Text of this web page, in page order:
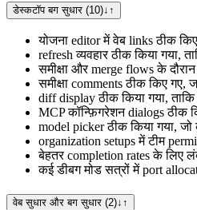
डेस्कटॉप बग सुधार (10)↓ ↑
योजना editor में वेब links ठीक
refresh व्यवहार ठीक किया गया,
समीक्षा और merge flows के
समीक्षा comments ठीक किए
diff display ठीक किया गया,
MCP कॉन्फ़िगरेशन dialogs
model picker ठीक किया गया,
organization setups में टीम
बेहतर completion rates के लिए
कई डीबग मोड सत्रों में port
वेब सुधार और बग सुधार (2)↓ ↑